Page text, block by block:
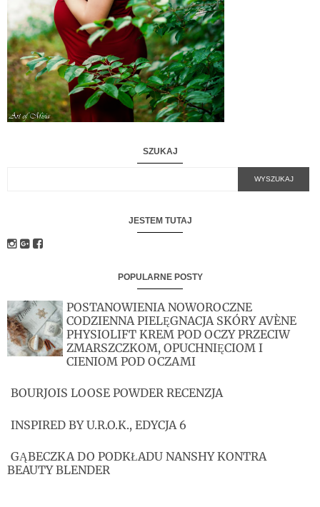
SZUKAJ
JESTEM TUTAJ
POPULARNE POSTY
POSTANOWIENIA NOWOROCZNE
CODZIENNA PIELĘGNACJA SKÓRY AVÈNE
PHYSIOLIFT KREM POD OCZY PRZECIW
ZMARSZCZKOM, OPUCHNIĘCIOM I
CIENIOM POD OCZAMI
BOURJOIS LOOSE POWDER RECENZJA
INSPIRED BY U.R.O.K., EDYCJA 6
GĄBECZKA DO PODKŁADU NANSHY KONTRA
BEAUTY BLENDER